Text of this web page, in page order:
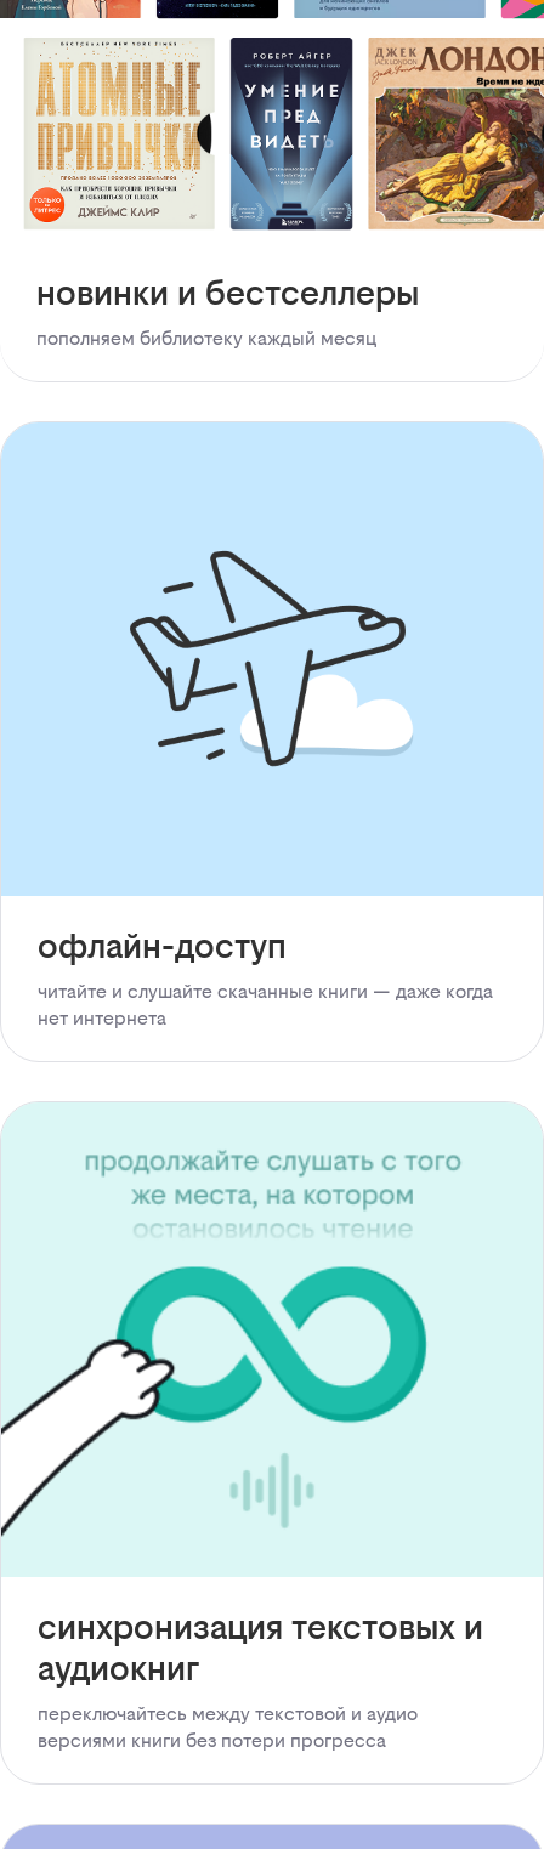
новинки и бестселлеры
пополняем библиотеку каждый месяц
офлайн-доступ
читайте и слушайте скачанные книги — даже когда
нет интернета
синхронизация текстовых и
аудиокниг
переключайтесь между текстовой и аудио
версиями книги без потери прогресса